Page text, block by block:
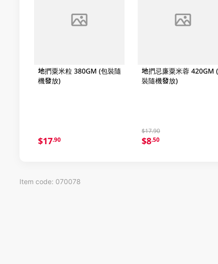
地捫粟米粒 380GM (包裝隨
機發放)
$17.90
地捫忌廉粟米蓉 420GM
裝隨機發放)
$17.90
$8.50
Item code: 070078